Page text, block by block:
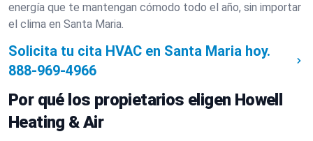
energía que te mantengan cómodo todo el año, sin importar
el clima en Santa Maria.
Solicita tu cita HVAC en Santa Maria hoy.
888-969-4966
Por qué los propietarios eligen Howell
Heating & Air